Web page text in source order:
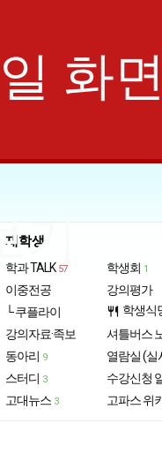
화
기
재학생
학과 TALK 57
이중전공
└ 쿠플라이
강의자료·족보
동아리 9
스터디 3
고대뉴스 3
학생회 1
강의평가
restaurant 학생식
셔틀버스
열람실 (실
수강신청
고파스 위